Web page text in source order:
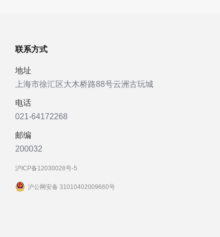
联系方式
地址
上海市徐汇区大木桥路88号云洲古玩城
电话
021-64172268
邮编
200032
沪ICP备12030028号-5
沪公网安备 31010402009660号